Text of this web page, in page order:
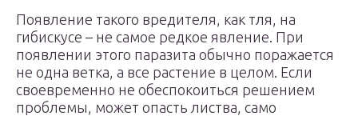
Появление такого вредителя, как тля, на
гибискусе – не самое редкое явление. При
появлении этого паразита обычно поражается
не одна ветка, а все растение в целом. Если
своевременно не обеспокоиться решением
проблемы, может опасть листва, само